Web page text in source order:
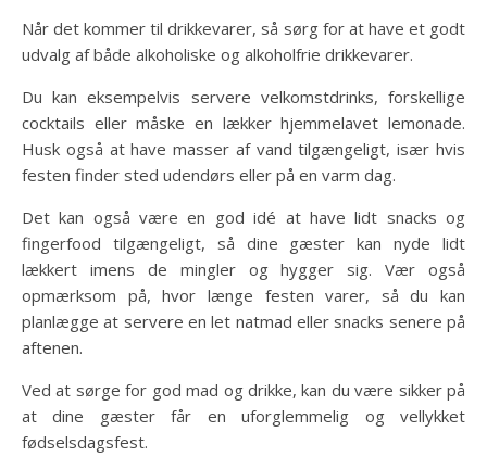
Når det kommer til drikkevarer, så sørg for at have et godt
udvalg af både alkoholiske og alkoholfrie drikkevarer.
Du kan eksempelvis servere velkomstdrinks, forskellige
cocktails eller måske en lækker hjemmelavet lemonade.
Husk også at have masser af vand tilgængeligt, især hvis
festen finder sted udendørs eller på en varm dag.
Det kan også være en god idé at have lidt snacks og
fingerfood tilgængeligt, så dine gæster kan nyde lidt
lækkert imens de mingler og hygger sig. Vær også
opmærksom på, hvor længe festen varer, så du kan
planlægge at servere en let natmad eller snacks senere på
aftenen.
Ved at sørge for god mad og drikke, kan du være sikker på
at dine gæster får en uforglemmelig og vellykket
fødselsdagsfest.